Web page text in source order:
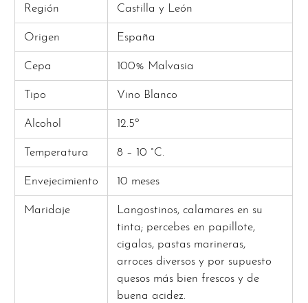
Región Castilla y León
Origen España
Cepa 100% Malvasia
Tipo Vino Blanco
Alcohol 12.5º
Temperatura 8 – 10 °C.
Envejecimiento 10 meses
Maridaje
Langostinos, calamares en su
tinta; percebes en papillote,
cigalas, pastas marineras,
arroces diversos y por supuesto
quesos más bien frescos y de
buena acidez.